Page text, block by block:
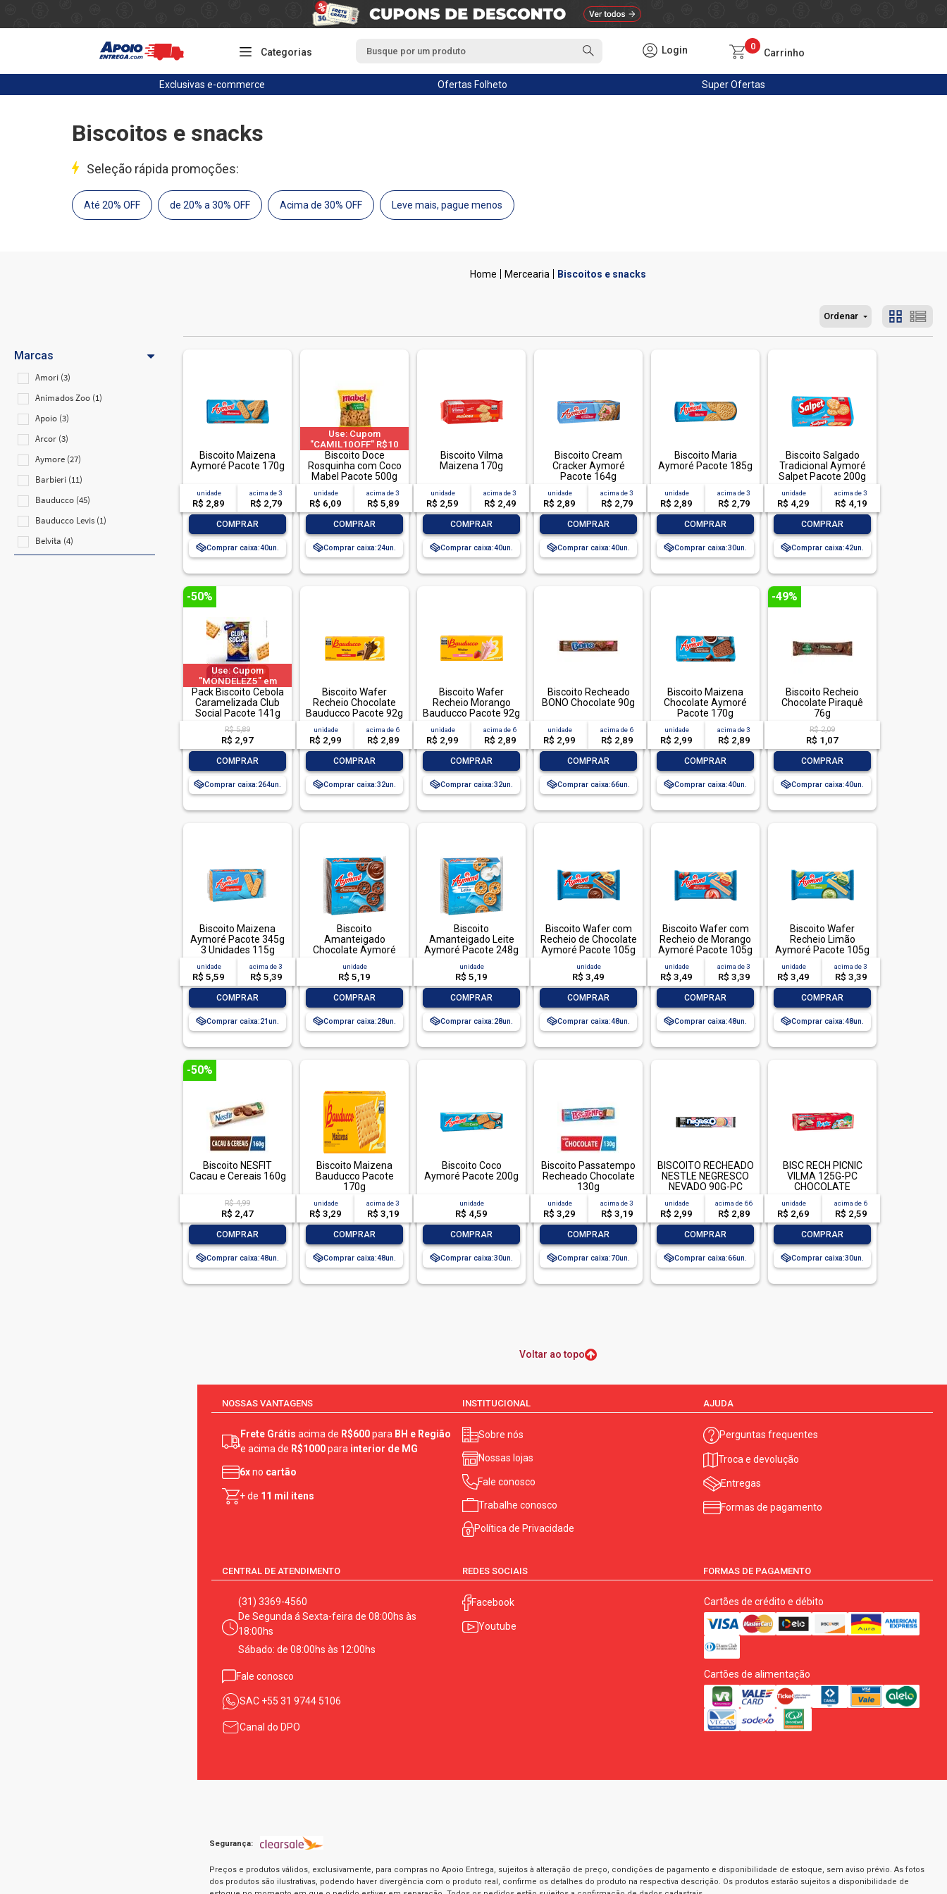
Categorias Login 0
Carrinho
Exclusivas e-commerce Ofertas Folheto SuperOfertas
Biscoitos e snacks
Seleção rápida promoções:
Até 20% OFF de 20% a 30% OFF Acima de 30% OFF Leve mais, pague menos
Marcas
Amori (3)
Animados Zoo (1)
Apoio (3)
Arcor (3)
Aymore (27)
Barbieri (11)
Bauducco (45)
Bauducco Levis (1)
Belvita (4)
Mercearia Biscoitos e snacks
Ordenar
Biscoito Maizena
Aymoré Pacote 170g
unidade
R$ 2,89
acima de3
R$ 2,79
COMPRAR
Comprar caixa:40
Use: Cupom
"CAMIL10OFF" R$10
OFF em compras acima
de R$ 40 | limitado a 2
pedido por CPF
Biscoito Doce
Rosquinha com Coco
Mabel Pacote 500g
unidade
R$ 6,09
acima de3
R$ 5,89
COMPRAR
Comprar caixa:24
Biscoito Vilma
Maizena 170g
unidade
R$ 2,59
acima de3
R$ 2,49
COMPRAR
Comprar caixa:40
Biscoito Cream
Cracker Aymoré
Pacote 164g
unidade
R$ 2,89
acima de3
R$ 2,79
COMPRAR
Comprar caixa:40
Biscoito Maria
Aymoré Pacote 185g
unidade
R$ 2,89
acima de3
R$ 2,79
COMPRAR
Comprar caixa:30
Biscoito Salgado
Tradicional Aymoré
Salpet Pacote 200g
unidade
R$ 4,29
acima de3
R$ 4,19
COMPRAR
Comprar caixa:42
-50%
Use: Cupom
"MONDELEZ5" em
produtos selecionados
Pack Biscoito Cebola
Caramelizada Club
Social Pacote 141g
R$ 5,89
R$ 2,97
COMPRAR
Comprar caixa:264
Biscoito Wafer
Recheio Chocolate
Bauducco Pacote 92g
unidade
R$ 2,99
acima de 6
R$ 2,89
COMPRAR
Comprar caixa:32
Biscoito Wafer
Recheio Morango
Bauducco Pacote 92g
unidade
R$ 2,99
acima de 6
R$ 2,89
COMPRAR
Comprar caixa:32
Biscoito Recheado
BONO Chocolate 90g
unidade
R$ 2,99
acima de 6
R$ 2,89
COMPRAR
Comprar caixa:66
Biscoito Maizena
Chocolate Aymoré
Pacote 170g
unidade
R$ 2,99
acima de3
R$ 2,89
COMPRAR
Comprar caixa:40
-49%
Biscoito Recheio
Chocolate Piraquê
76g
R$ 2,09
R$ 1,07
COMPRAR
Comprar caixa:40
Biscoito Maizena
Aymoré Pacote 345g
3 Unidades 115g
Cada
unidade
R$ 5,59
acima de3
R$ 5,39
COMPRAR
Comprar caixa:21
Biscoito
Amanteigado
Chocolate Aymoré
Unidades
unidade
R$ 5,19
COMPRAR
Comprar caixa:28
Biscoito
Amanteigado Leite
Aymoré Pacote 248g
unidade
R$ 5,19
COMPRAR
Comprar caixa:28
Biscoito Wafer com
Recheio de Chocolate
Aymoré Pacote 105g
unidade
R$ 3,49
COMPRAR
Comprar caixa:48
Biscoito Wafer com
Recheio de Morango
Aymoré Pacote 105g
unidade
R$ 3,49
acima de3
R$ 3,39
COMPRAR
Comprar caixa:48
Biscoito Wafer
Recheio Limão
Aymoré Pacote 105g
unidade
R$ 3,49
acima de3
R$ 3,39
COMPRAR
Comprar caixa:48
-50%
Biscoito NESFIT
Cacau e Cereais 160g
R$ 4,99
R$ 2,47
COMPRAR
Comprar caixa:48
Biscoito Maizena
Bauducco Pacote
170g
unidade
R$ 3,29
acima de3
R$ 3,19
COMPRAR
Comprar caixa:48
Biscoito Coco
Aymoré Pacote 200g
unidade
R$ 4,59
COMPRAR
Comprar caixa:30
Biscoito Passatempo
Recheado Chocolate
130g
unidade
R$ 3,29
acima de3
R$ 3,19
COMPRAR
Comprar caixa:70
BISCOITO RECHEADO
NESTLE NEGRESCO
NEVADO 90G-PC
SABOR BAUNILHA E
MORANGO
unidade
R$ 2,99
acima de 66
R$ 2,89
COMPRAR
Comprar caixa:66
BISC RECH PICNIC
VILMA 125G-PC
CHOCOLATE
unidade
R$ 2,69
acima de 6
R$ 2,59
COMPRAR
Comprar caixa:30
Voltar ao topo
NOSSAS VANTAGENS
Frete Grátis acima de R$600para BH e Região
e acima de R$1000para interior de MG
6xno cartão
+ de 11 mil itens
INSTITUCIONAL
Sobre nós
Nossas lojas
Fale conosco
Trabalhe conosco
Política de Privacidade
AJUDA
Perguntas frequentes
Troca e devolução
Entregas
Formas de pagamento
CENTRAL DE ATENDIMENTO
(31) 3369-4560
De Segunda á Sexta-feira de 08:00hs às
18:00hs
Sábado: de 08:00hs às 12:00hs
Fale conosco
SAC +55 31 9744 5106
Canal do DPO
REDES SOCIAIS
Facebook
Youtube
FORMAS DE PAGAMENTO
Cartões de crédito e débito
Cartões de alimentação
Segurança:
Preços e produtos válidos, exclusivamente, para compras no Apoio Entrega, sujeitos à alteração de preço, condições de pagamento e disponibilidade de estoque, sem aviso prévio. As fotos
dos produtos são ilustrativas, podendo haver divergência com o produto real, confirme os detalhes do produto na respectiva descrição. Os produtos estarão sujeitos a disponibilidade de